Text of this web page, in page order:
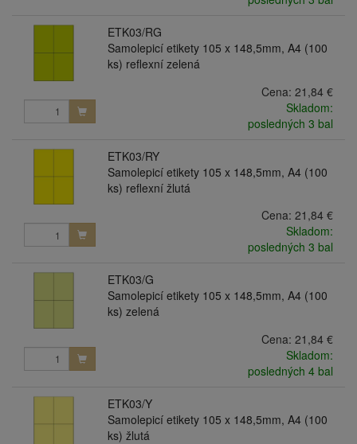
ETK03/RG
Samolepicí etikety 105 x 148,5mm, A4 (100
ks) reflexní zelená
Cena: 21,84 €
Skladom:
posledných 3 bal
ETK03/RY
Samolepicí etikety 105 x 148,5mm, A4 (100
ks) reflexní žlutá
Cena: 21,84 €
Skladom:
posledných 3 bal
ETK03/G
Samolepicí etikety 105 x 148,5mm, A4 (100
ks) zelená
Cena: 21,84 €
Skladom:
posledných 4 bal
ETK03/Y
Samolepicí etikety 105 x 148,5mm, A4 (100
ks) žlutá